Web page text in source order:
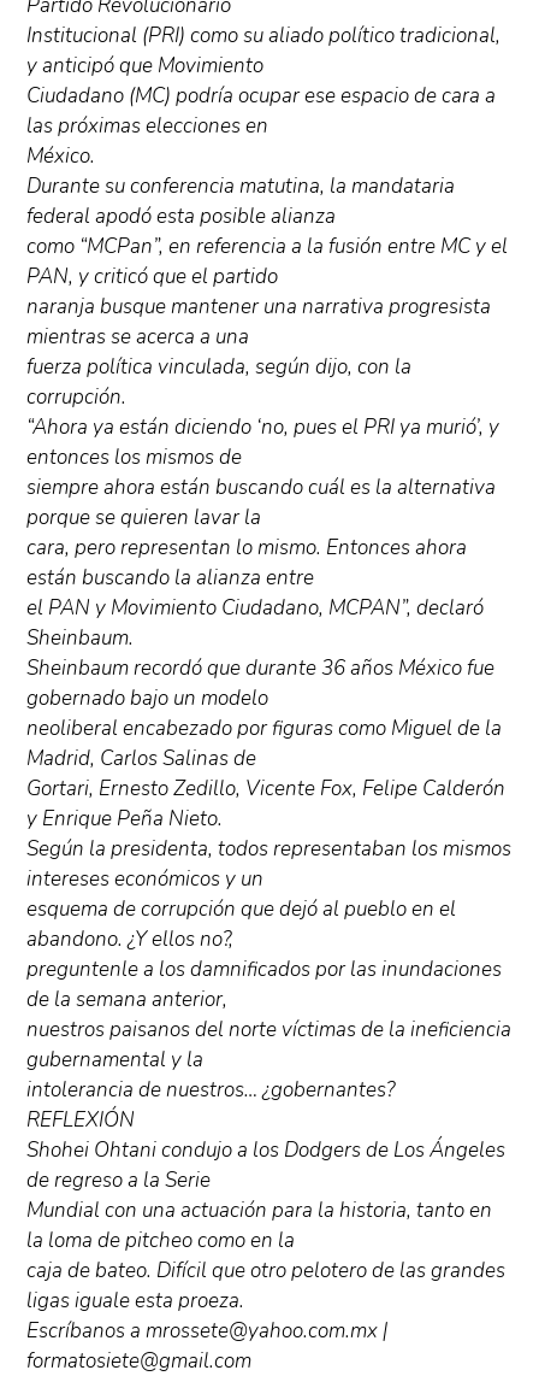
Institucional (PRI) como su aliado político tradicional,
y anticipó que Movimiento
Ciudadano (MC) podría ocupar ese espacio de cara a
las próximas elecciones en
México.
Durante su conferencia matutina, la mandataria
federal apodó esta posible alianza
como “MCPan”, en referencia a la fusión entre MC y el
PAN, y criticó que el partido
naranja busque mantener una narrativa progresista
mientras se acerca a una
fuerza política vinculada, según dijo, con la
corrupción.
“Ahora ya están diciendo ‘no, pues el PRI ya murió’, y
entonces los mismos de
siempre ahora están buscando cuál es la alternativa
porque se quieren lavar la
cara, pero representan lo mismo. Entonces ahora
están buscando la alianza entre
el PAN y Movimiento Ciudadano, MCPAN”, declaró
Sheinbaum.
Sheinbaum recordó que durante 36 años México fue
gobernado bajo un modelo
neoliberal encabezado por figuras como Miguel de la
Madrid, Carlos Salinas de
Gortari, Ernesto Zedillo, Vicente Fox, Felipe Calderón
y Enrique Peña Nieto.
Según la presidenta, todos representaban los mismos
intereses económicos y un
esquema de corrupción que dejó al pueblo en el
abandono. ¿Y ellos no?,
preguntenle a los damnificados por las inundaciones
de la semana anterior,
nuestros paisanos del norte víctimas de la ineficiencia
gubernamental y la
intolerancia de nuestros… ¿gobernantes?
REFLEXIÓN
Shohei Ohtani condujo a los Dodgers de Los Ángeles
de regreso a la Serie
Mundial con una actuación para la historia, tanto en
la loma de pitcheo como en la
caja de bateo. Difícil que otro pelotero de las grandes
ligas iguale esta proeza.
Escríbanos a mrossete@yahoo.com.mx |
formatosiete@gmail.com